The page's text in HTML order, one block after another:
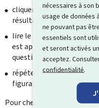
nécessaires à son
usage de données
ne pouvant pas
essentiels sont
et seront activés
acceptez.
confidentialité.
cliquer sur le lien mis sur
résultats ;
lire le texte de l’acte
est applicable pour
question ;
répéter les deux étapes
figurant à droite de la
Pour chercher le code